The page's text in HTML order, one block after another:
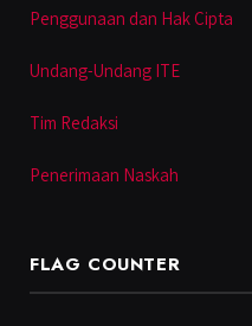
Penggunaan dan Hak Cipta
Undang-Undang ITE
Tim Redaksi
Penerimaan Naskah
FLAG COUNTER